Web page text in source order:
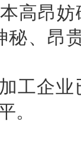
高昂
秘、昂
企业
。